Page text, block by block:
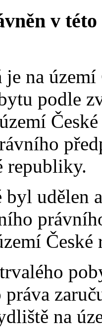
v
je na
podle
republiky.
byl udělen
České
práva
na